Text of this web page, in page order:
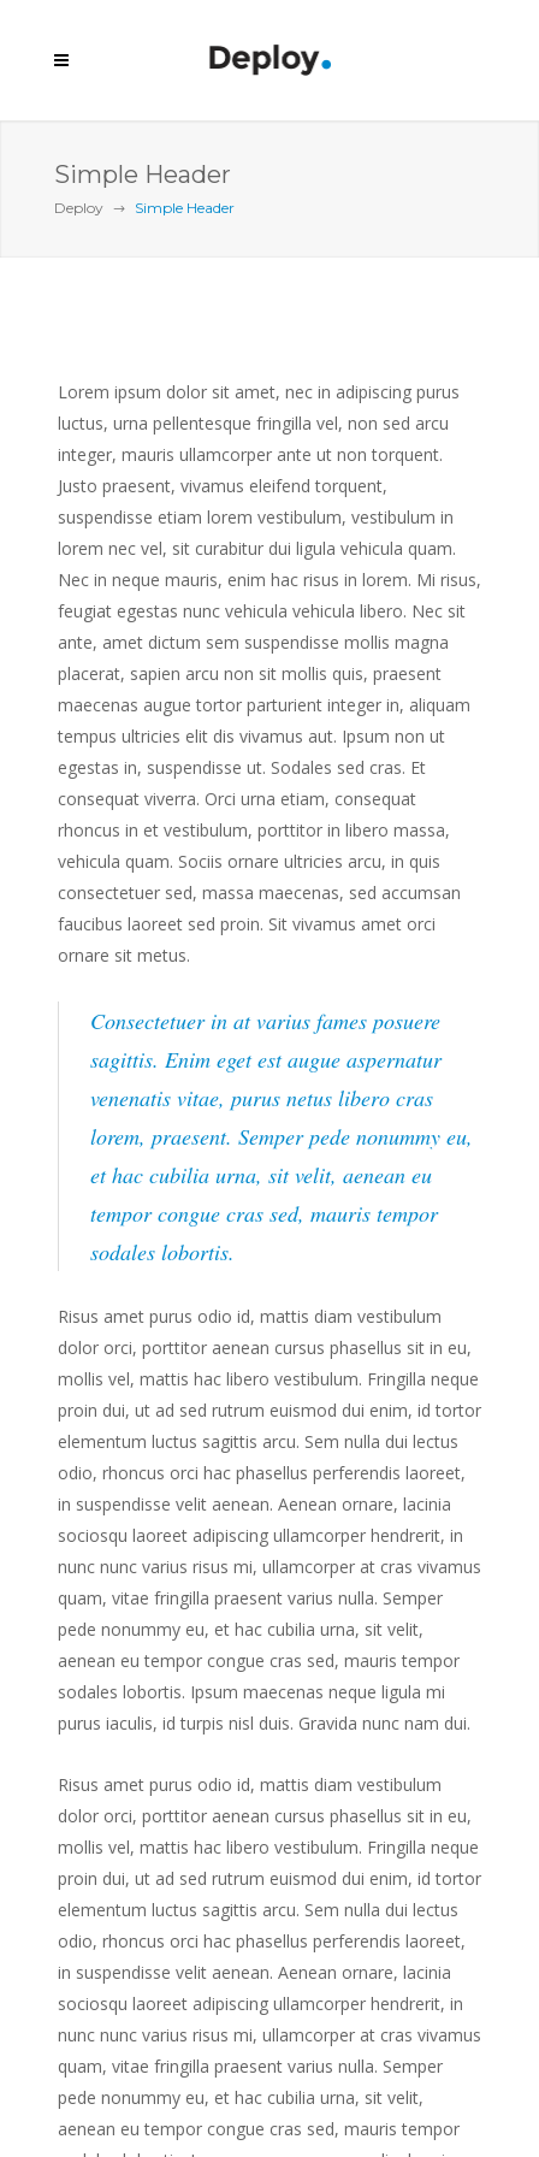
Simple Header
Deploy Simple Header
Lorem ipsum dolor sit amet, nec in adipiscing purus
luctus, urna pellentesque fringilla vel, non sed arcu
integer, mauris ullamcorper ante ut non torquent.
Justo praesent, vivamus eleifend torquent,
suspendisse etiam lorem vestibulum, vestibulum in
lorem nec vel, sit curabitur dui ligula vehicula quam.
Nec in neque mauris, enim hac risus in lorem. Mi risus,
feugiat egestas nunc vehicula vehicula libero. Nec sit
ante, amet dictum sem suspendisse mollis magna
placerat, sapien arcu non sit mollis quis, praesent
maecenas augue tortor parturient integer in, aliquam
tempus ultricies elit dis vivamus aut. Ipsum non ut
egestas in, suspendisse ut. Sodales sed cras. Et
consequat viverra. Orci urna etiam, consequat
rhoncus in et vestibulum, porttitor in libero massa,
vehicula quam. Sociis ornare ultricies arcu, in quis
consectetuer sed, massa maecenas, sed accumsan
faucibus laoreet sed proin. Sit vivamus amet orci
ornare sit metus.
Consectetuer in at varius fames posuere
sagittis. Enim eget est augue aspernatur
venenatis vitae, purus netus libero cras
lorem, praesent. Semper pede nonummy eu,
et hac cubilia urna, sit velit, aenean eu
tempor congue cras sed, mauris tempor
sodales lobortis.
Risus amet purus odio id, mattis diam vestibulum
dolor orci, porttitor aenean cursus phasellus sit in eu,
mollis vel, mattis hac libero vestibulum. Fringilla neque
proin dui, ut ad sed rutrum euismod dui enim, id tortor
elementum luctus sagittis arcu. Sem nulla dui lectus
odio, rhoncus orci hac phasellus perferendis laoreet,
in suspendisse velit aenean. Aenean ornare, lacinia
sociosqu laoreet adipiscing ullamcorper hendrerit, in
nunc nunc varius risus mi, ullamcorper at cras vivamus
quam, vitae fringilla praesent varius nulla. Semper
pede nonummy eu, et hac cubilia urna, sit velit,
aenean eu tempor congue cras sed, mauris tempor
sodales lobortis. Ipsum maecenas neque ligula mi
purus iaculis, id turpis nisl duis. Gravida nunc nam dui.
Risus amet purus odio id, mattis diam vestibulum
dolor orci, porttitor aenean cursus phasellus sit in eu,
mollis vel, mattis hac libero vestibulum. Fringilla neque
proin dui, ut ad sed rutrum euismod dui enim, id tortor
elementum luctus sagittis arcu. Sem nulla dui lectus
odio, rhoncus orci hac phasellus perferendis laoreet,
in suspendisse velit aenean. Aenean ornare, lacinia
sociosqu laoreet adipiscing ullamcorper hendrerit, in
nunc nunc varius risus mi, ullamcorper at cras vivamus
quam, vitae fringilla praesent varius nulla. Semper
pede nonummy eu, et hac cubilia urna, sit velit,
aenean eu tempor congue cras sed, mauris tempor